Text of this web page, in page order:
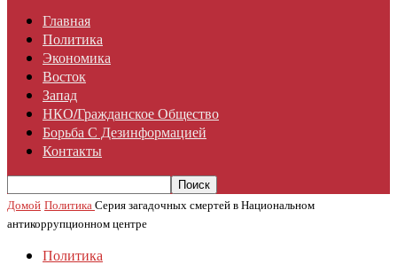
Главная
Политика
Экономика
Восток
Запад
НКО/гражданское Общество
Борьба С Дезинформацией
Контакты
Домой ПолитикаСерия загадочных смертей в Национальном
антикоррупционном центре
Политика